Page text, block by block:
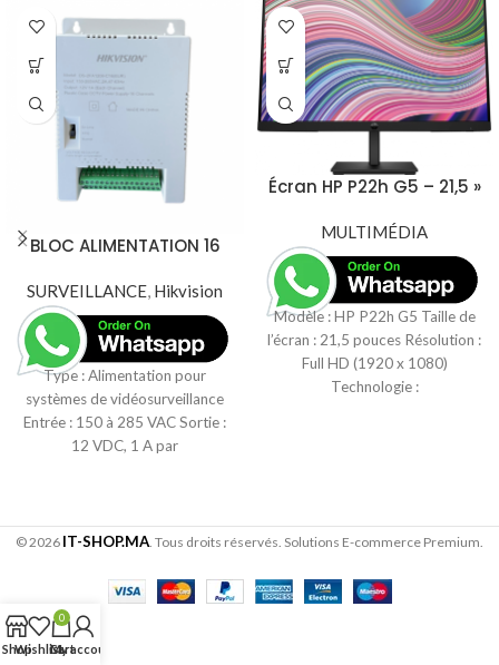
BLOC ALIMENTATION 16
Hikvision DS-2FA1208-
C16 – 16 Canaux 12V
SURVEILLANCE, Hikvision
Type : Alimentation pour
systèmes de vidéosurveillance
Entrée : 150 à 285 VAC Sortie :
12 VDC, 1 A par
Écran HP P22h G5 – 21,5 »
MULTIMÉDIA
Modèle : HP P22h G5 Taille de
l’écran : 21,5 pouces Résolution :
Full HD (1920 x 1080)
Technologie :
© 2026 IT-SHOP.MA . Tous droits réservés. Solutions E-commerce Premium.
ShopWishlist
0
Cart
My account